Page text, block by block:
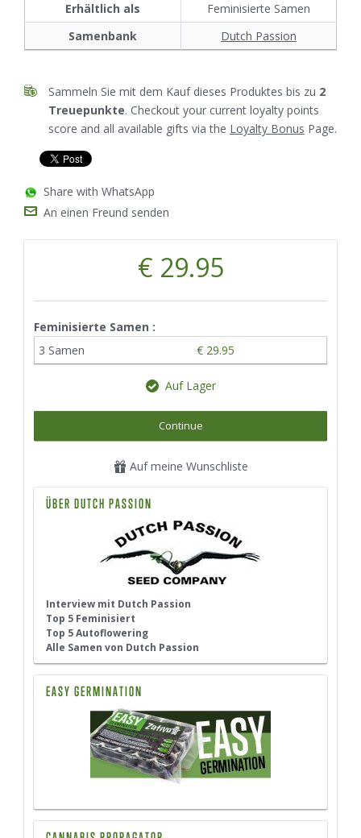
Erhältlich als
Feminisierte Samen
Samenbank
Dutch Passion
Sammeln Sie mit dem Kauf dieses Produktes bis zu 2
Treuepunkte. Checkout your current loyalty points
score and all available gifts via the Loyalty Bonus Page.
Share with WhatsApp
An einen Freund senden
€ 29.95
Feminisierte Samen :
3 Samen
€ 29.95
Auf Lager
Continue
Auf meine Wunschliste
ÜBER DUTCH PASSION
Interview mit Dutch Passion
Top 5 Feminisiert
Top 5 Autoflowering
Alle Samen von Dutch Passion
EASY GERMINATION